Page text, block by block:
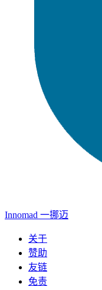
Innomad 一挪迈
关于
赞助
友链
免责